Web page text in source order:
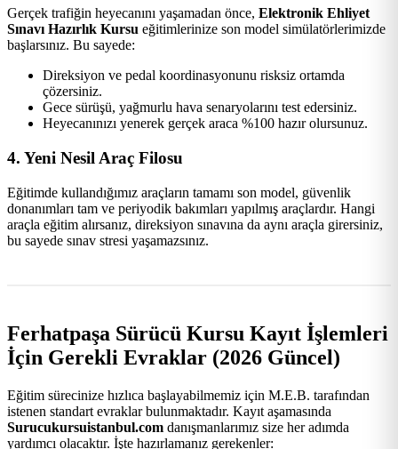
Gerçek trafiğin heyecanını yaşamadan önce, Elektronik Ehliyet
Sınavı Hazırlık Kursu eğitimlerinize son model simülatörlerimizde
başlarsınız. Bu sayede:
Direksiyon ve pedal koordinasyonunu risksiz ortamda
çözersiniz.
Gece sürüşü, yağmurlu hava senaryolarını test edersiniz.
Heyecanınızı yenerek gerçek araca %100 hazır olursunuz.
4. Yeni Nesil Araç Filosu
Eğitimde kullandığımız araçların tamamı son model, güvenlik
donanımları tam ve periyodik bakımları yapılmış araçlardır. Hangi
araçla eğitim alırsanız, direksiyon sınavına da aynı araçla girersiniz,
bu sayede sınav stresi yaşamazsınız.
Ferhatpaşa Sürücü Kursu Kayıt İşlemleri
İçin Gerekli Evraklar (2026 Güncel)
Eğitim sürecinize hızlıca başlayabilmemiz için M.E.B. tarafından
istenen standart evraklar bulunmaktadır. Kayıt aşamasında
Surucukursuistanbul.com danışmanlarımız size her adımda
yardımcı olacaktır. İşte hazırlamanız gerekenler: